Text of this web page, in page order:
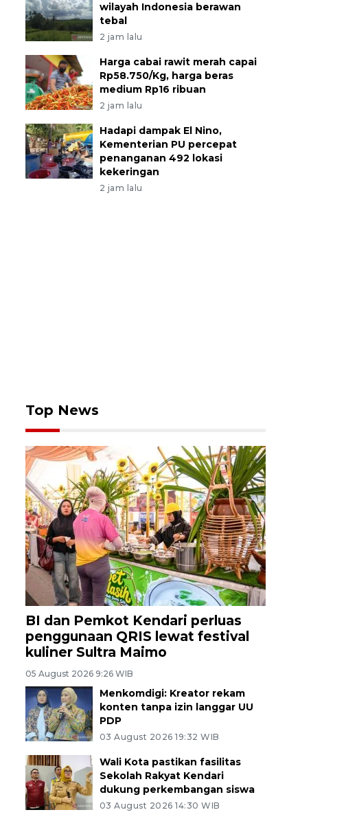
wilayah Indonesia berawan
tebal
2 jam lalu
Harga cabai rawit merah capai
Rp58.750/Kg, harga beras
medium Rp16 ribuan
2 jam lalu
Hadapi dampak El Nino,
Kementerian PU percepat
penanganan 492 lokasi
kekeringan
2 jam lalu
Top News
BI dan Pemkot Kendari perluas
penggunaan QRIS lewat festival
kuliner Sultra Maimo
05 August 2026 9:26 WIB
Menkomdigi: Kreator rekam
konten tanpa izin langgar UU
PDP
03 August 2026 19:32 WIB
Wali Kota pastikan fasilitas
Sekolah Rakyat Kendari
dukung perkembangan siswa
03 August 2026 14:30 WIB